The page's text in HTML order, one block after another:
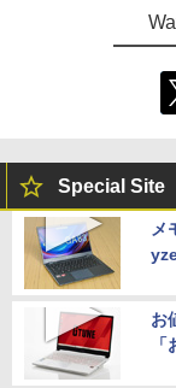
Special Site
メ
お